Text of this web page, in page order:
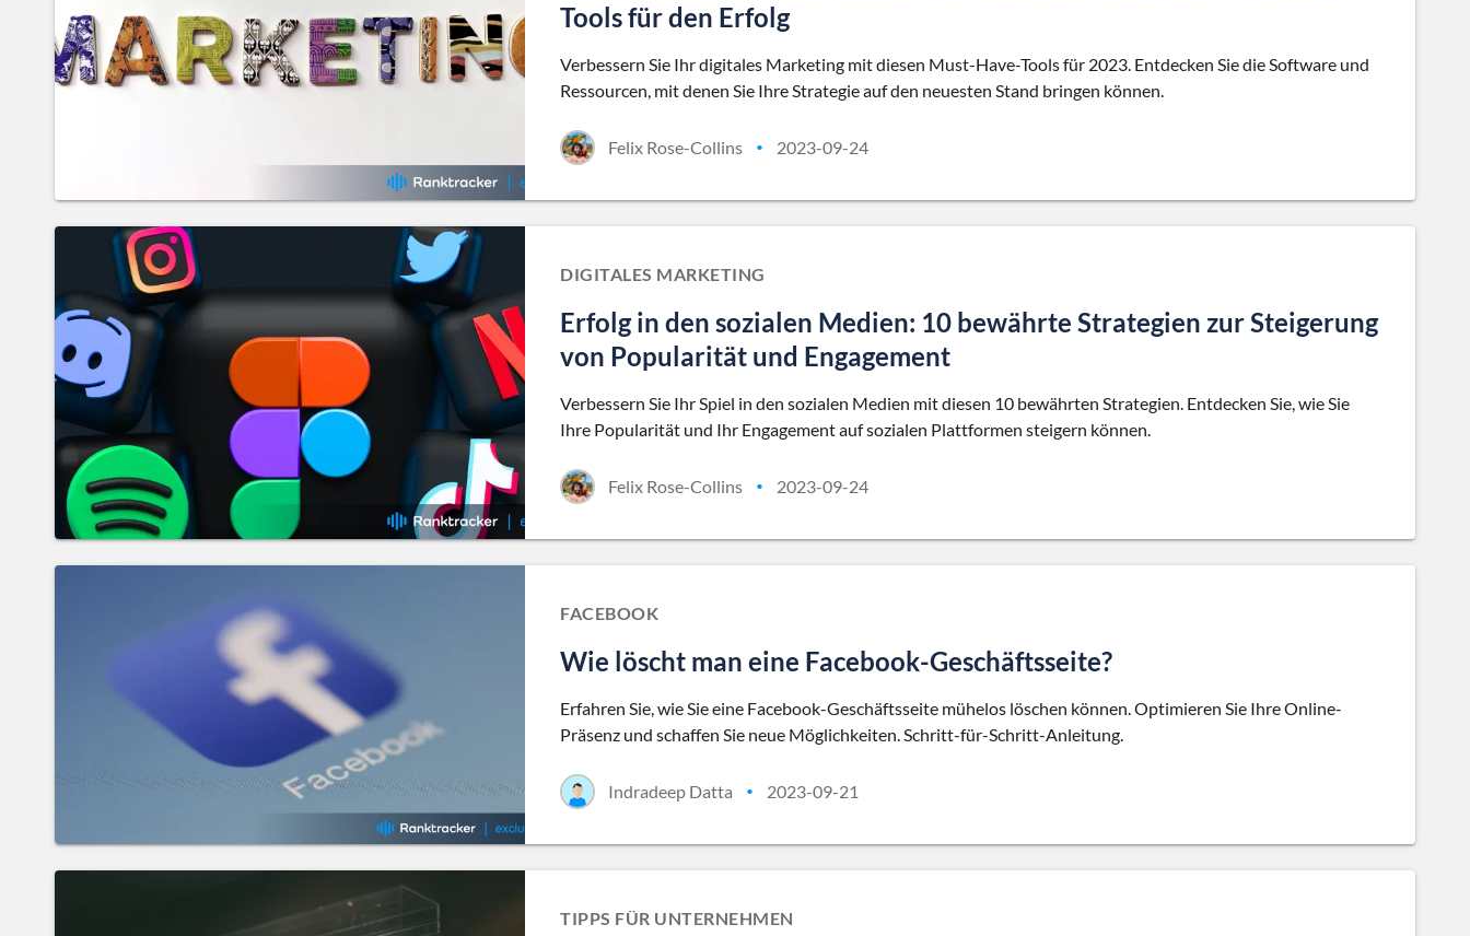
Tools für den Erfolg
Verbessern Sie Ihr digitales Marketing mit diesen Must-Have-Tools für 2023. Entdecken Sie die Software und
Ressourcen, mit denen Sie Ihre Strategie auf den neuesten Stand bringen können.
Felix Rose-Collins • 2023-09-24
DIGITALES MARKETING
Erfolg in den sozialen Medien: 10 bewährte Strategien zur Steigerung
von Popularität und Engagement
Verbessern Sie Ihr Spiel in den sozialen Medien mit diesen 10 bewährten Strategien. Entdecken Sie, wie Sie
Ihre Popularität und Ihr Engagement auf sozialen Plattformen steigern können.
Felix Rose-Collins • 2023-09-24
FACEBOOK
Wie löscht man eine Facebook-Geschäftsseite?
Erfahren Sie, wie Sie eine Facebook-Geschäftsseite mühelos löschen können. Optimieren Sie Ihre Online-
Präsenz und schaffen Sie neue Möglichkeiten. Schritt-für-Schritt-Anleitung.
Indradeep Datta • 2023-09-21
TIPPS FÜR UNTERNEHMEN